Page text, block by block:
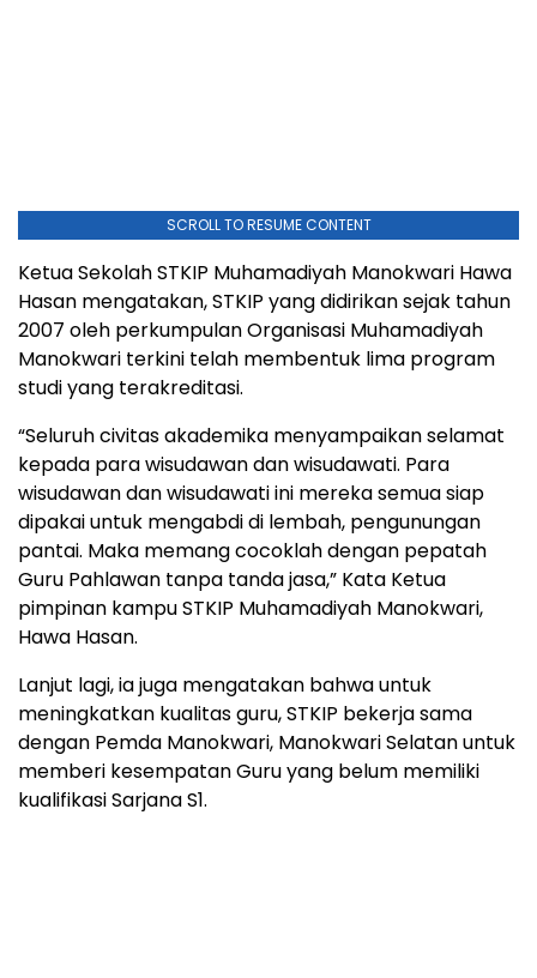
SCROLL TO RESUME CONTENT
Ketua Sekolah STKIP Muhamadiyah Manokwari Hawa
Hasan mengatakan, STKIP yang didirikan sejak tahun
2007 oleh perkumpulan Organisasi Muhamadiyah
Manokwari terkini telah membentuk lima program
studi yang terakreditasi.
“Seluruh civitas akademika menyampaikan selamat
kepada para wisudawan dan wisudawati. Para
wisudawan dan wisudawati ini mereka semua siap
dipakai untuk mengabdi di lembah, pengunungan
pantai. Maka memang cocoklah dengan pepatah
Guru Pahlawan tanpa tanda jasa,” Kata Ketua
pimpinan kampu STKIP Muhamadiyah Manokwari,
Hawa Hasan.
Lanjut lagi, ia juga mengatakan bahwa untuk
meningkatkan kualitas guru, STKIP bekerja sama
dengan Pemda Manokwari, Manokwari Selatan untuk
memberi kesempatan Guru yang belum memiliki
kualifikasi Sarjana S1.